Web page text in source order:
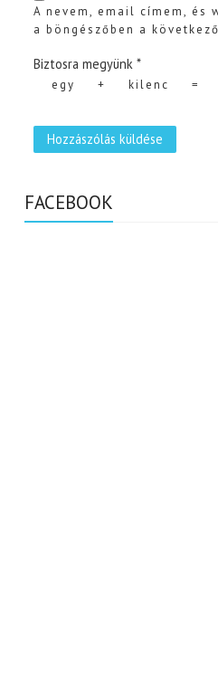
A nevem, email címem, és
a böngészőben a
Biztosra megyünk *
egy + kilenc =
FACEBOOK